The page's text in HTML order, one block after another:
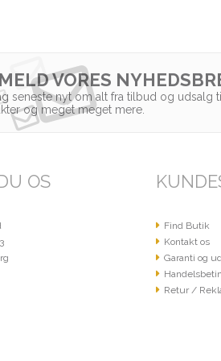
VORES
seneste nyt om alt fra tilbud og udsalg
og meget meget mere.
OS
Find Butik
Kontakt os
Garanti og
Retur /